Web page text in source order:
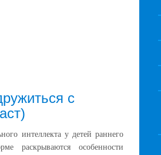
с
интеллекта у детей раннего
раскрываются особенности